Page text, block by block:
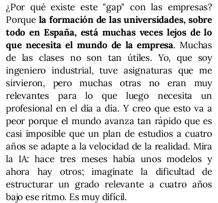
¿Por qué existe este "gap" con las empresas?
Porque la formación de las universidades, sobre
todo en España, está muchas veces lejos de lo
que necesita el mundo de la empresa. Muchas
de las clases no son tan útiles. Yo, que soy
ingeniero industrial, tuve asignaturas que me
sirvieron, pero muchas otras no eran muy
relevantes para lo que luego necesita un
profesional en el día a día. Y creo que esto va a
peor porque el mundo avanza tan rápido que es
casi imposible que un plan de estudios a cuatro
años se adapte a la velocidad de la realidad. Mira
la IA: hace tres meses había unos modelos y
ahora hay otros; imagínate la dificultad de
estructurar un grado relevante a cuatro años
bajo ese ritmo. Es muy difícil.